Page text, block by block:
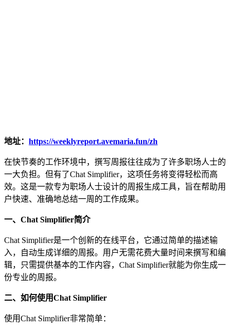
地址： https://weeklyreport.avemaria.fun/zh
在快节奏的工作环境中，撰写周报往往成为了许多职场人士的
一大负担。但有了Chat Simplifier，这项任务将变得轻松而高
效。这是一款专为职场人士设计的周报生成工具，旨在帮助用
户快速、准确地总结一周的工作成果。
一、Chat Simplifier简介
Chat Simplifier是一个创新的在线平台，它通过简单的描述输
入，自动生成详细的周报。用户无需花费大量时间来撰写和编
辑，只需提供基本的工作内容，Chat Simplifier就能为你生成一
份专业的周报。
二、如何使用Chat Simplifier
使用Chat Simplifier非常简单：